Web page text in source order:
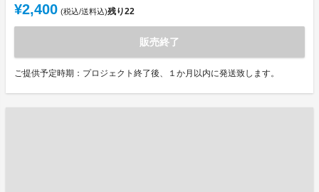
¥2,400 (税込/送料込)残り22
販売終了
ご提供予定時期：プロジェクト終了後、１か月以内に発送致します。